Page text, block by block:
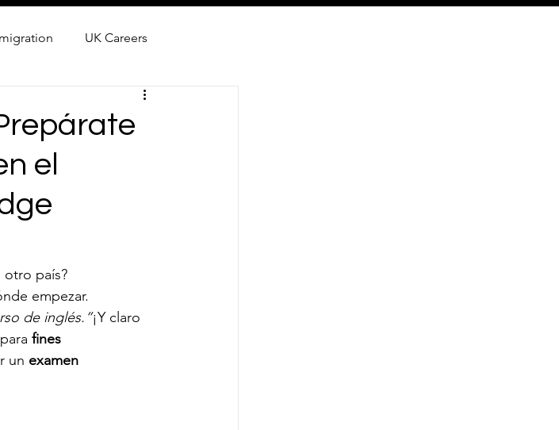
UK Careers
el
otro país?
empezar.
de inglés.”¡Y claro
fines
un examen